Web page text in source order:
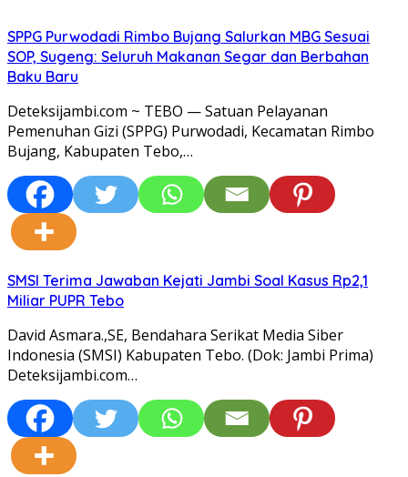
SPPG Purwodadi Rimbo Bujang Salurkan MBG Sesuai
SOP, Sugeng: Seluruh Makanan Segar dan Berbahan
Baku Baru
Deteksijambi.com ~ TEBO — Satuan Pelayanan
Pemenuhan Gizi (SPPG) Purwodadi, Kecamatan Rimbo
Bujang, Kabupaten Tebo,…
SMSI Terima Jawaban Kejati Jambi Soal Kasus Rp2,1
Miliar PUPR Tebo
David Asmara.,SE, Bendahara Serikat Media Siber
Indonesia (SMSI) Kabupaten Tebo. (Dok: Jambi Prima)
Deteksijambi.com…